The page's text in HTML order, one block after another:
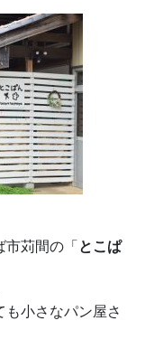
市苅間の「とこぱ
小さなパン屋さ